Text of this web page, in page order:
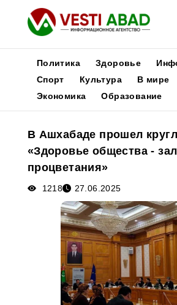
Новости
Медиа
Афиша
Политика Здоровье
Спорт
Культура В мире
Экономика
Образование
В Ашхабаде прошел
«Здоровье общества -
процветания»
1218 27.06.2025